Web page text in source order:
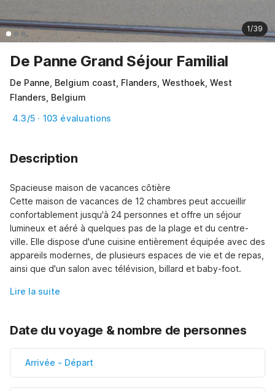
1/39
De Panne Grand Séjour Familial
De Panne, Belgium coast, Flanders, Westhoek, West
Flanders, Belgium
4.3/5 · 103 évaluations
Description
Spacieuse maison de vacances côtière
Cette maison de vacances de 12 chambres peut accueillir
confortablement jusqu'à 24 personnes et offre un séjour
lumineux et aéré à quelques pas de la plage et du centre-
ville. Elle dispose d'une cuisine entièrement équipée avec des
appareils modernes, de plusieurs espaces de vie et de repas,
ainsi que d'un salon avec télévision, billard et baby-foot.
Lire la suite
Date du voyage & nombre de personnes
Arrivée - Départ